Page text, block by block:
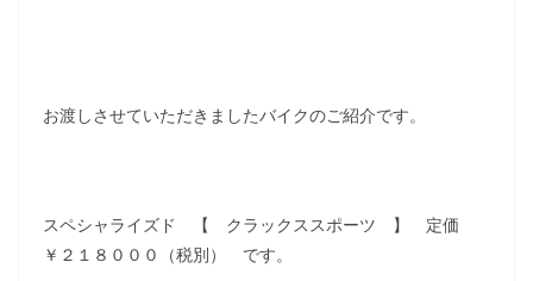
お渡しさせていただきましたバイクのご紹介です。
スペシャライズド 【 クラックススポーツ 】 定価
￥２１８０００（税別） です。